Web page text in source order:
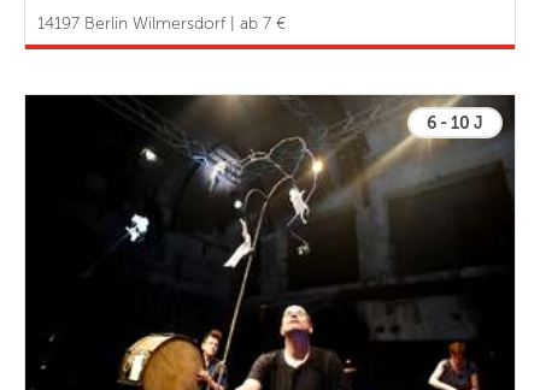
14197 Berlin Wilmersdorf | ab 7 €
6 - 10 J